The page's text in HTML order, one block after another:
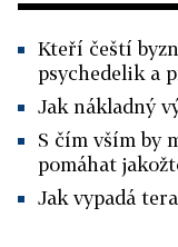
Kteří čeští
psychedelik a
Jak nákladný
S čím vším by
pomáhat
Jak vypadá